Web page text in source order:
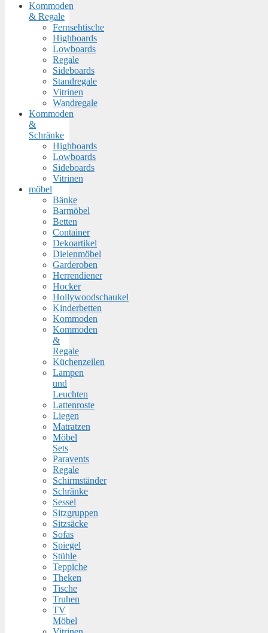
Kommoden
& Regale
Fernsehtische
Highboards
Lowboards
Regale
Sideboards
Standregale
Vitrinen
Wandregale
Kommoden
&
Schränke
Highboards
Lowboards
Sideboards
Vitrinen
möbel
Bänke
Barmöbel
Betten
Container
Dekoartikel
Dielenmöbel
Garderoben
Herrendiener
Hocker
Hollywoodschaukel
Kinderbetten
Kommoden
Kommoden
&
Regale
Küchenzeilen
Lampen
und
Leuchten
Lattenroste
Liegen
Matratzen
Möbel
Sets
Paravents
Regale
Schirmständer
Schränke
Sessel
Sitzgruppen
Sitzsäcke
Sofas
Spiegel
Stühle
Teppiche
Theken
Tische
Truhen
TV
Möbel